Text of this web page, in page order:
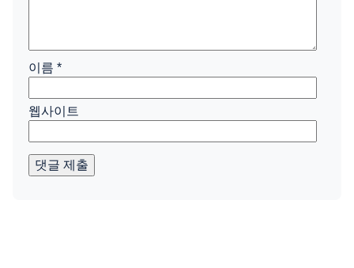
이름 *
웹사이트
댓글 제출